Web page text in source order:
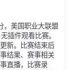
，美国职业大联盟
插件观看比赛。
新。比赛结束后
结果、赛事相关
直播，比赛录